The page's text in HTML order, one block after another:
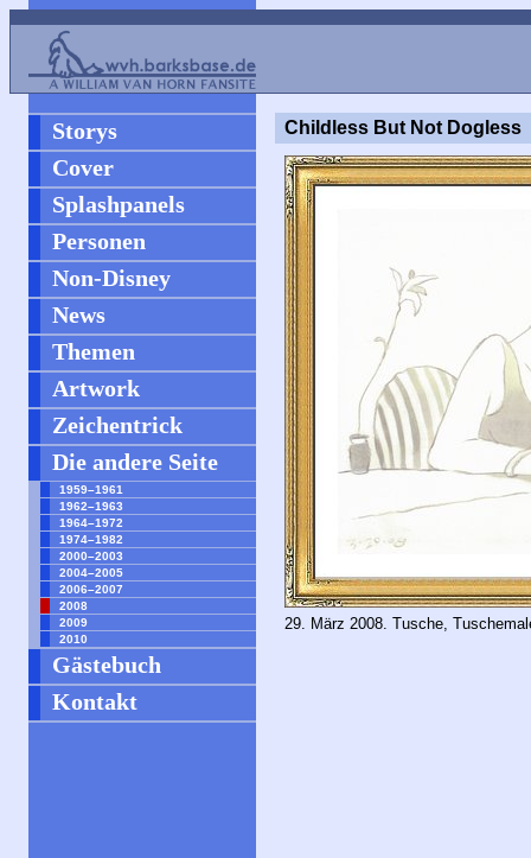
Storys
Cover
Splashpanels
Personen
Non-Disney
News
Themen
Artwork
Zeichentrick
Die andere Seite
1959–1961
1962–1963
1964–1972
1974–1982
2000–2003
2004–2005
2006–2007
2008
2009
2010
Gästebuch
Kontakt
Childless But Not Dogless
29. März 2008. Tusche,